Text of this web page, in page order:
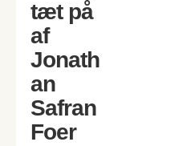
tæt på
af
Jonath
an
Safran
Foer